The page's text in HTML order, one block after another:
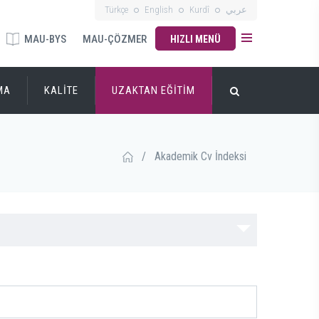
Türkçe English Kurdî عربي
MAU-BYS MAU-ÇÖZMER HIZLI MENÜ
KALİTE UZAKTAN EĞİTİM
/ Akademik Cv İndeksi